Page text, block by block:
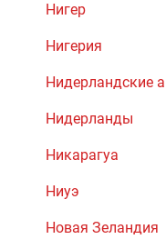
Нигер
Нигерия
Нидерландские
Нидерланды
Никарагуа
Ниуэ
Новая Зеландия